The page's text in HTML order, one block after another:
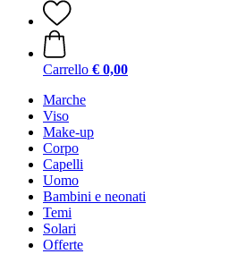
Carrello € 0,00
Marche
Viso
Make-up
Corpo
Capelli
Uomo
Bambini e neonati
Temi
Solari
Offerte